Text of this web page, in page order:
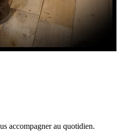
accompagner au quotidien.